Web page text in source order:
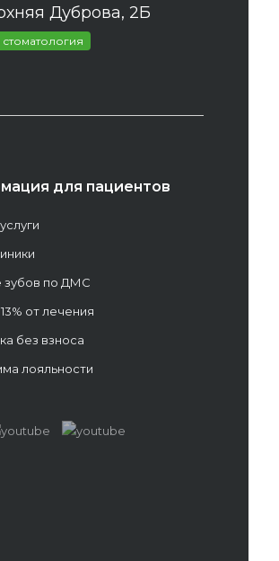
Дуброва, 2Б
стоматология
для пациентов
зубов по ДМС
от лечения
без взноса
лояльности